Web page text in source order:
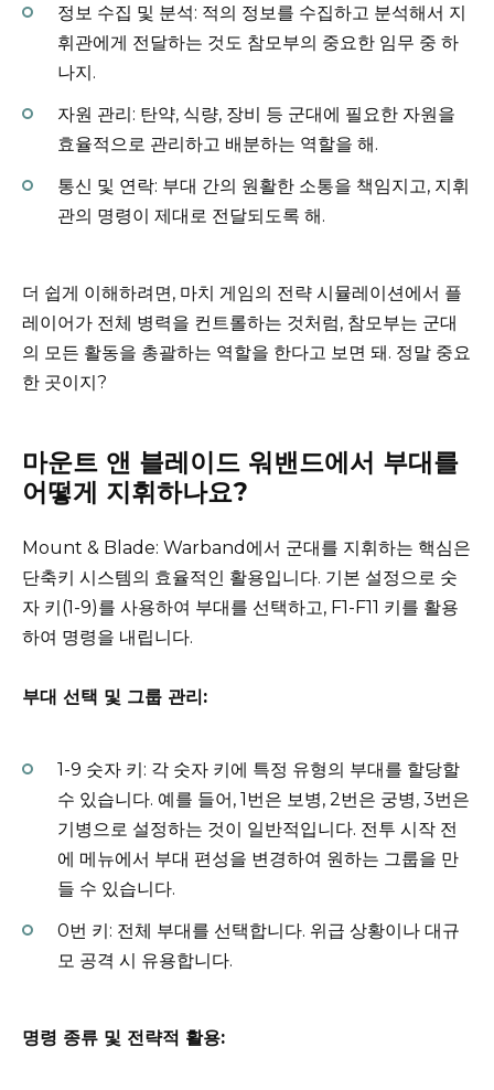
정보 수집 및 분석: 적의 정보를 수집하고 분석해서 지
휘관에게 전달하는 것도 참모부의 중요한 임무 중 하
나지.
자원 관리: 탄약, 식량, 장비 등 군대에 필요한 자원을
효율적으로 관리하고 배분하는 역할을 해.
통신 및 연락: 부대 간의 원활한 소통을 책임지고, 지휘
관의 명령이 제대로 전달되도록 해.
더 쉽게 이해하려면, 마치 게임의 전략 시뮬레이션에서 플
레이어가 전체 병력을 컨트롤하는 것처럼, 참모부는 군대
의 모든 활동을 총괄하는 역할을 한다고 보면 돼. 정말 중요
한 곳이지?
마운트 앤 블레이드 워밴드에서 부대를
어떻게 지휘하나요?
Mount & Blade: Warband에서 군대를 지휘하는 핵심은
단축키 시스템의 효율적인 활용입니다. 기본 설정으로 숫
자 키(1-9)를 사용하여 부대를 선택하고, F1-F11 키를 활용
하여 명령을 내립니다.
부대 선택 및 그룹 관리:
1-9 숫자 키: 각 숫자 키에 특정 유형의 부대를 할당할
수 있습니다. 예를 들어, 1번은 보병, 2번은 궁병, 3번은
기병으로 설정하는 것이 일반적입니다. 전투 시작 전
에 메뉴에서 부대 편성을 변경하여 원하는 그룹을 만
들 수 있습니다.
0번 키: 전체 부대를 선택합니다. 위급 상황이나 대규
모 공격 시 유용합니다.
명령 종류 및 전략적 활용: